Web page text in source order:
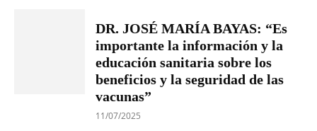
DR. JOSÉ MARÍA BAYAS: “Es
importante la información y la
educación sanitaria sobre los
beneficios y la seguridad de las
vacunas”
11/07/2025